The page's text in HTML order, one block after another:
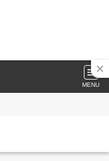
MENU